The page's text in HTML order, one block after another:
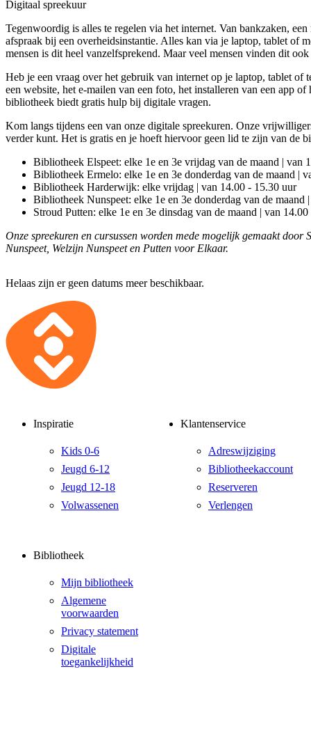
Digitaal spreekuur
Tegenwoordig is alles te regelen via het internet. Van bankzaken,
afspraak bij een overheidsinstantie. Alles kan via je laptop, tablet of
mensen is dit heel vanzelfsprekend. Maar veel mensen vinden dit
Heb je een vraag over het gebruik van internet op je laptop, tablet of
een website, het e-mailen van een foto, het installeren van een app
bibliotheek biedt gratis hulp bij digitale vragen.
Kom langs tijdens een van onze digitale spreekuren. Onze
verder kunt. Het is gratis en je hoeft hiervoor geen lid te zijn van de
Bibliotheek Elspeet: elke 1e en 3e vrijdag van de maand | van
Bibliotheek Ermelo: elke 1e en 3e donderdag van de maand |
Bibliotheek Harderwijk: elke vrijdag | van 14.00 - 15.30 uur
Bibliotheek Nunspeet: elke 1e en 3e donderdag van de maand
Stroud Putten: elke 1e en 3e dinsdag van de maand | van
Onze spreekuren en cursussen worden mede mogelijk gemaakt door
Nunspeet, Welzijn Nunspeet en Putten voor Elkaar.
Helaas zijn er geen datums meer beschikbaar.
Inspiratie
Kids 0-6
Jeugd 6-12
Jeugd 12-18
Volwassenen
Klantenservice
Adreswijziging
Bibliotheekaccount
Reserveren
Verlengen
Bibliotheek
Mijn bibliotheek
Algemene
voorwaarden
Privacy statement
Digitale
toegankelijkheid